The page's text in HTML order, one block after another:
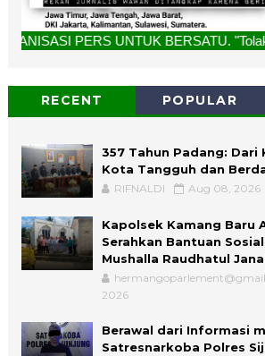
UNTUK BERSATU. "Tolak
RECENT POPULAR
357 Tahun Padang: Dari
Kota Tangguh dan
RIFNALDI Aug 08, 2026
Kapolsek Kamang Baru
Serahkan Bantuan
Mushalla Raudhatul
2026
Berawal dari Informasi
Satresnarkoba Polres